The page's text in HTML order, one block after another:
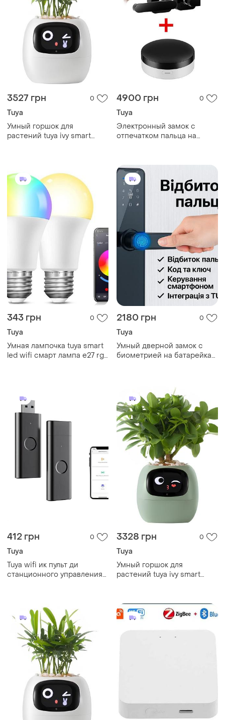
3527 грн 0
Tuya
Умный горшок для
растений tuya ivy smart
4900 грн 0
Tuya
Электронный замок с
отпечатком пальца на
bluetooth + wifi шлюз
343 грн 0
Tuya
Умная лампочка tuya smart
led wifi смарт лампа e27 rgb
2180 грн 0
Tuya
Умный дверной замок с
биометрией на батарейках
412 грн 0
Tuya
Tuya wifi ик пульт ди
станционного управления
3328 грн 0
Tuya
Умный горшок для
растений tuya ivy smart
горшок, зеленый